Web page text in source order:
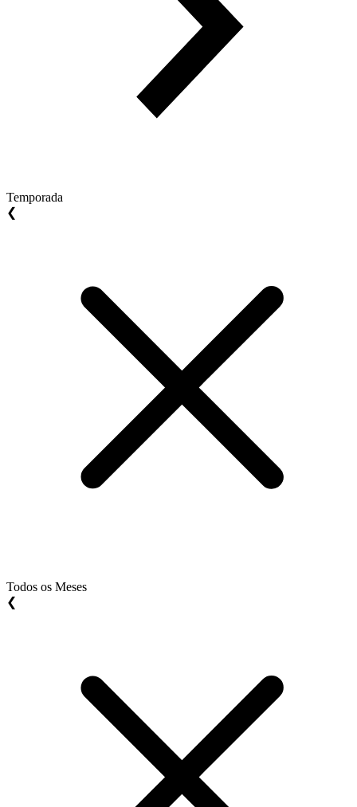
Temporada
❮
Todos os Meses
❮